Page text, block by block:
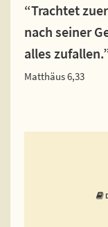
“Trachtet
nach seiner
alles
Matthäus 6,33